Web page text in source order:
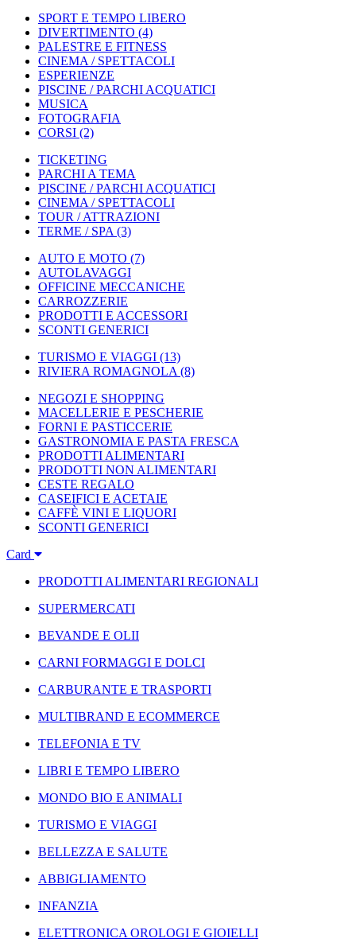
SPORT E TEMPO LIBERO
DIVERTIMENTO (4)
PALESTRE E FITNESS
CINEMA / SPETTACOLI
ESPERIENZE
PISCINE / PARCHI ACQUATICI
MUSICA
FOTOGRAFIA
CORSI (2)
TICKETING
PARCHI A TEMA
PISCINE / PARCHI ACQUATICI
CINEMA / SPETTACOLI
TOUR / ATTRAZIONI
TERME / SPA (3)
AUTO E MOTO (7)
AUTOLAVAGGI
OFFICINE MECCANICHE
CARROZZERIE
PRODOTTI E ACCESSORI
SCONTI GENERICI
TURISMO E VIAGGI (13)
RIVIERA ROMAGNOLA (8)
NEGOZI E SHOPPING
MACELLERIE E PESCHERIE
FORNI E PASTICCERIE
GASTRONOMIA E PASTA FRESCA
PRODOTTI ALIMENTARI
PRODOTTI NON ALIMENTARI
CESTE REGALO
CASEIFICI E ACETAIE
CAFFÈ VINI E LIQUORI
SCONTI GENERICI
Card
PRODOTTI ALIMENTARI REGIONALI
SUPERMERCATI
BEVANDE E OLII
CARNI FORMAGGI E DOLCI
CARBURANTE E TRASPORTI
MULTIBRAND E ECOMMERCE
TELEFONIA E TV
LIBRI E TEMPO LIBERO
MONDO BIO E ANIMALI
TURISMO E VIAGGI
BELLEZZA E SALUTE
ABBIGLIAMENTO
INFANZIA
ELETTRONICA OROLOGI E GIOIELLI